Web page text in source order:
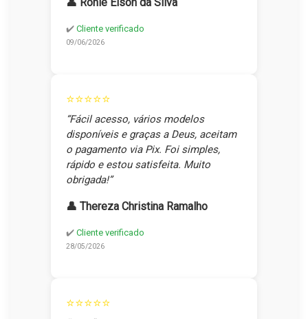
✔️ Cliente verificado
09/06/2026
⭐⭐⭐⭐⭐
“Fácil acesso, vários modelos
disponíveis e graças a Deus, aceitam
o pagamento via Pix. Foi simples,
rápido e estou satisfeita. Muito
obrigada!”
👤 Thereza Christina Ramalho
✔️ Cliente verificado
28/05/2026
⭐⭐⭐⭐⭐